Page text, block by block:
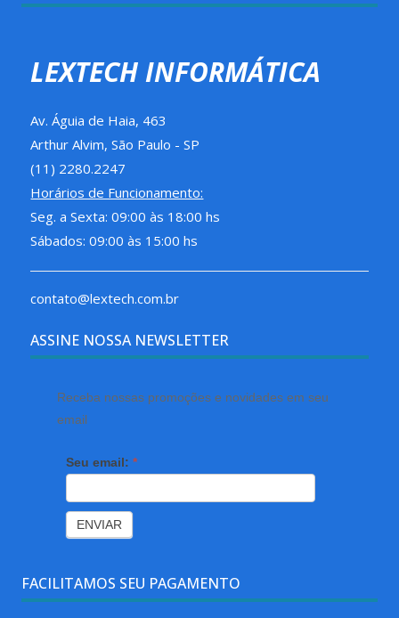
LEXTECH INFORMÁTICA
Av. Águia de Haia, 463
Arthur Alvim, São Paulo - SP
(11) 2280.2247
Horários de Funcionamento:
Seg. a Sexta: 09:00 às 18:00 hs
Sábados: 09:00 às 15:00 hs
contato@lextech.com.br
ASSINE NOSSA NEWSLETTER
Receba nossas promoções e novidades em seu
email
Seu email:*
FACILITAMOS SEU PAGAMENTO